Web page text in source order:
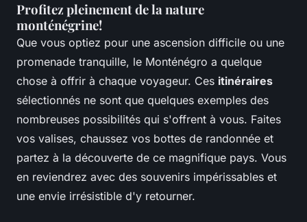
Profitez pleinement de la nature
monténégrine!
Que vous optiez pour une ascension difficile ou une
promenade tranquille, le Monténégro a quelque
chose à offrir à chaque voyageur. Ces itinéraires
sélectionnés ne sont que quelques exemples des
nombreuses possibilités qui s'offrent à vous. Faites
vos valises, chaussez vos bottes de randonnée et
partez à la découverte de ce magnifique pays. Vous
en reviendrez avec des souvenirs impérissables et
une envie irrésistible d'y retourner.